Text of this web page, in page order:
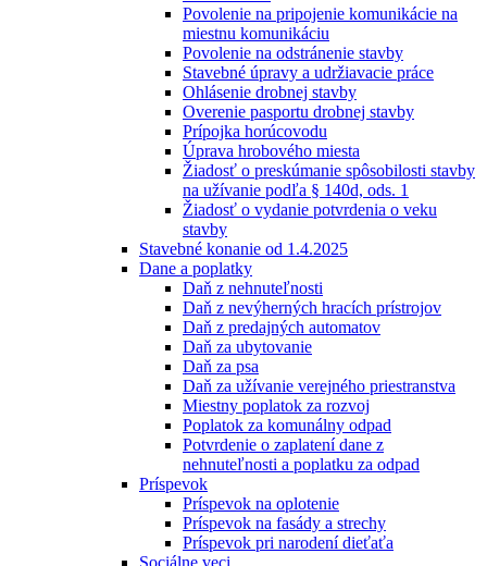
Povolenie na pripojenie komunikácie na
miestnu komunikáciu
Povolenie na odstránenie stavby
Stavebné úpravy a udržiavacie práce
Ohlásenie drobnej stavby
Overenie pasportu drobnej stavby
Prípojka horúcovodu
Úprava hrobového miesta
Žiadosť o preskúmanie spôsobilosti stavby
na užívanie podľa § 140d, ods. 1
Žiadosť o vydanie potvrdenia o veku
stavby
Stavebné konanie od 1.4.2025
Dane a poplatky
Daň z nehnuteľnosti
Daň z nevýherných hracích prístrojov
Daň z predajných automatov
Daň za ubytovanie
Daň za psa
Daň za užívanie verejného priestranstva
Miestny poplatok za rozvoj
Poplatok za komunálny odpad
Potvrdenie o zaplatení dane z
nehnuteľnosti a poplatku za odpad
Príspevok
Príspevok na oplotenie
Príspevok na fasády a strechy
Príspevok pri narodení dieťaťa
Sociálne veci